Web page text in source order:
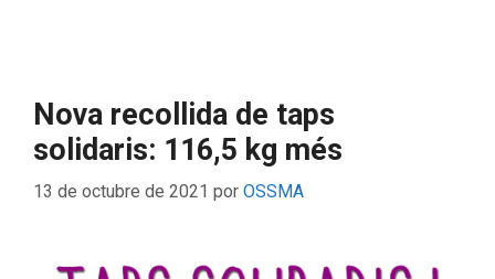
Nova recollida de taps
solidaris: 116,5 kg més
13 de octubre de 2021 por OSSMA